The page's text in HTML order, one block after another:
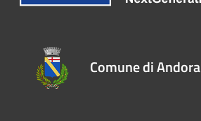
Comune di Andora